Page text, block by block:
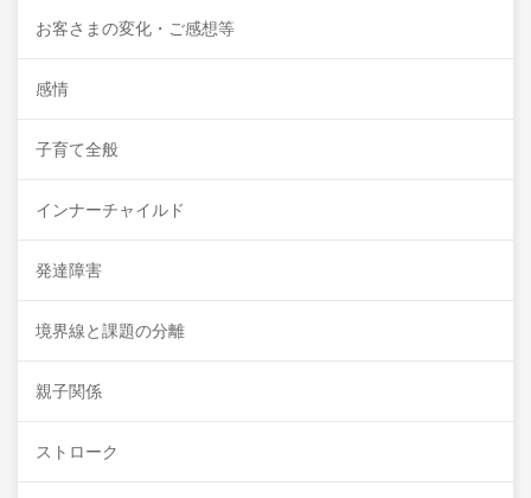
お客さまの変化・ご感想等
感情
子育て全般
インナーチャイルド
発達障害
境界線と課題の分離
親子関係
ストローク